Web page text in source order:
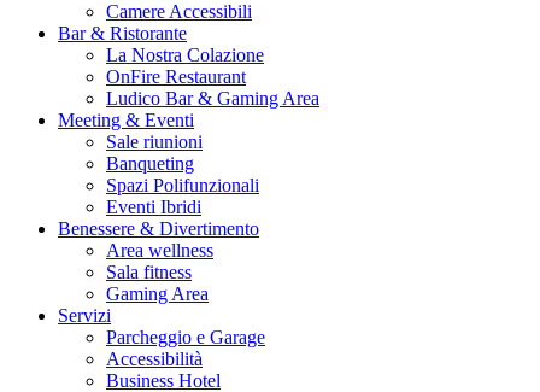
Camere Accessibili
Bar & Ristorante
La Nostra Colazione
OnFire Restaurant
Ludico Bar & Gaming Area
Meeting & Eventi
Sale riunioni
Banqueting
Spazi Polifunzionali
Eventi Ibridi
Benessere & Divertimento
Area wellness
Sala fitness
Gaming Area
Servizi
Parcheggio e Garage
Accessibilità
Business Hotel